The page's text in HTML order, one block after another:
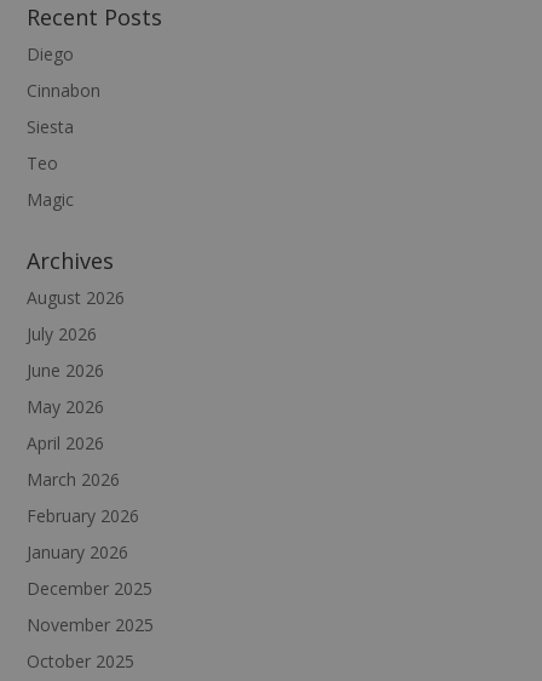
Recent Posts
Diego
Cinnabon
Siesta
Teo
Magic
Archives
August 2026
July 2026
June 2026
May 2026
April 2026
March 2026
February 2026
January 2026
December 2025
November 2025
October 2025